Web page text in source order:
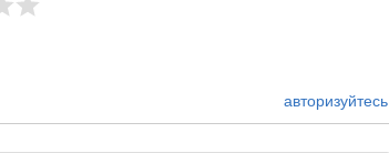
авторизуйтесь